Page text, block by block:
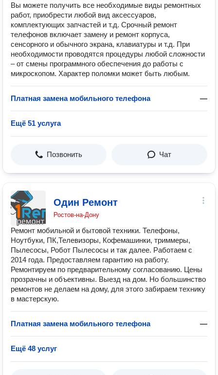
Вы можете получить все необходимые виды ремонтных
работ, приобрести любой вид аксессуаров,
комплектующих запчастей и т.д. Срочный ремонт
телефонов включает замену и ремонт корпуса,
сенсорного и обычного экрана, клавиатуры и т.д. При
необходимости проводятся процедуры любой сложности
– от смены программного обеспечения до работы с
микроскопом. Характер поломки может быть любым.
Платная замена мобильного телефона —
Ещё 51 услуга
Позвонить Чат
Один Ремонт
Ростов-на-Дону
Ремонт мобильной и бытовой техники. Телефоны,
Ноутбуки, ПК,Телевизоры, Кофемашинки, триммеры,
Пылесосы, Робот Пылесосы и так далее. Работаем с
2014 года. Предоставляем гарантию на работу.
Ремонтируем по предварительному согласованию. Цены
прозрачны и объективны. Выезд на дом. Но большинство
ремонтов не делаем на дому, для этого забираем технику
в мастерскую.
Платная замена мобильного телефона —
Ещё 48 услуг